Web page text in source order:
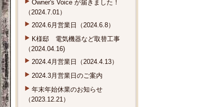
Owner's Voice が届きました！
（2024.7.01）
2024.6月営業日（2024.6.8）
K様邸 電気機器など取替工事
（2024.04.16)
2024.4月営業日（2024.4.13）
2024.3月営業日のご案内
年末年始休業のお知らせ
（2023.12.21）